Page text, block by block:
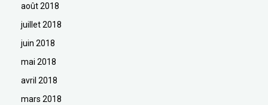
août 2018
juillet 2018
juin 2018
mai 2018
avril 2018
mars 2018